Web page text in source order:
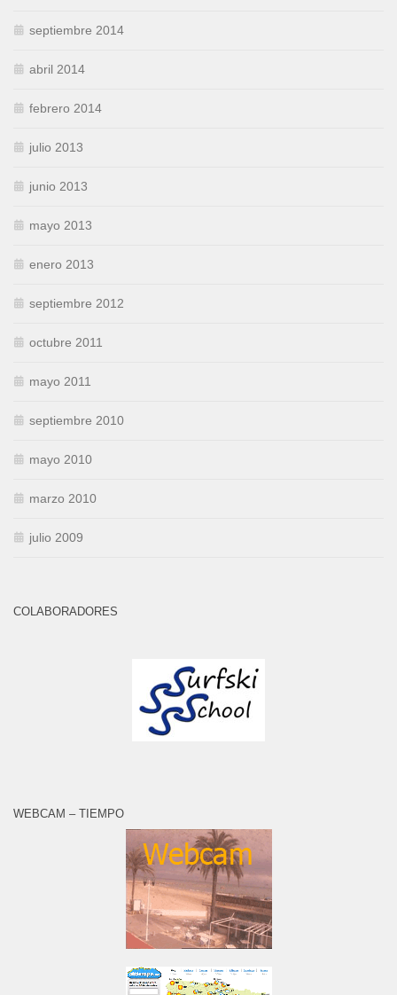
septiembre 2014
abril 2014
febrero 2014
julio 2013
junio 2013
mayo 2013
enero 2013
septiembre 2012
octubre 2011
mayo 2011
septiembre 2010
mayo 2010
marzo 2010
julio 2009
COLABORADORES
WEBCAM – TIEMPO